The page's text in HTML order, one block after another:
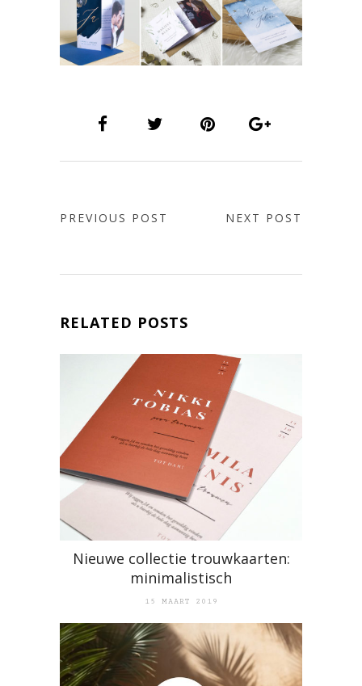
PREVIOUS POST NEXT POST
RELATED POSTS
Nieuwe collectie trouwkaarten:
minimalistisch
15 MAART 2019